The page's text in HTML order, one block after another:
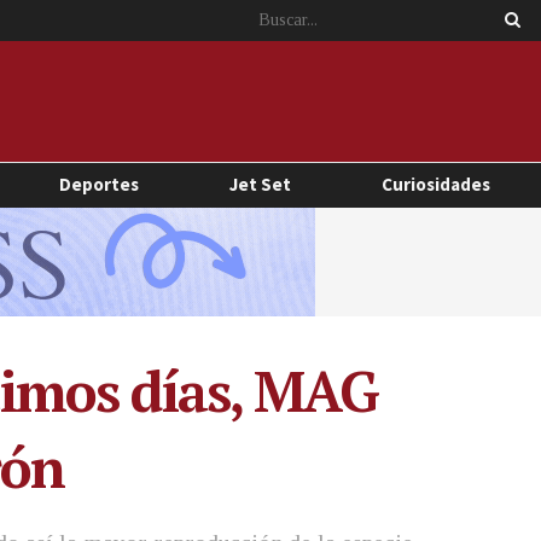
Deportes Jet Set Curiosidades
días, MAG